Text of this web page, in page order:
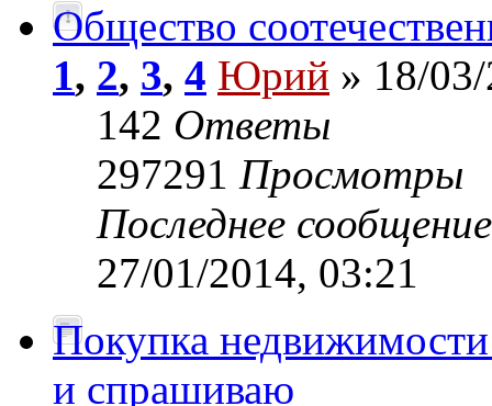
Общество
1, 2, 3, 4 Юрий » 18/
142 Ответы
297291 Просмотры
Последнее
27/01/2014, 03:21
Покупка
и спрашиваю